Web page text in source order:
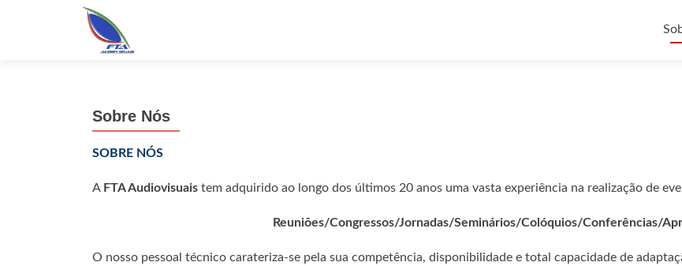
Sobre Nós
SOBRE NÓS
A FTA Audiovisuais tem adquirido ao longo dos últimos 20 anos uma vasta experiência na realização de
Reuniões/Congressos/Jornadas/Seminários/Colóquios/Conferências/
O nosso pessoal técnico carateriza-se pela sua competência, disponibilidade e total capacidade de